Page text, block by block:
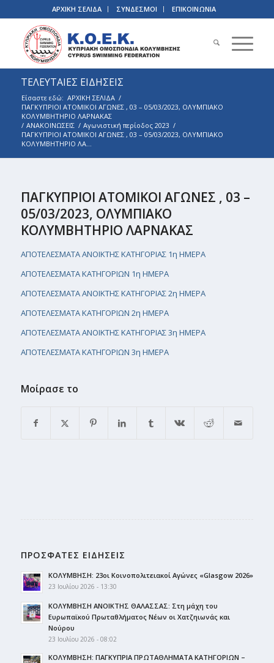
ΑΡΧΙΚΗ ΣΕΛΙΔΑ ΣΥΝΔΕΣΜΟΙ ΕΠΙΚΟΙΝΩΝΙΑ
ΤΕΛΕΥΤΑΙΕΣ ΕΙΔΗΣΕΙΣ
Είσαστε εδώ: ΑΡΧΙΚΗ ΣΕΛΙΔΑ /
ΠΑΓΚΥΠΡΙΟΙ ΑΤΟΜΙΚΟΙ ΑΓΩΝΕΣ , 03 – 05/03/2023, ΟΛΥΜΠΙΑΚΟ
ΚΟΛΥΜΒΗΤΗΡΙΟ ΛΑΡΝΑΚΑΣ
/ ΑΝΑΚΟΙΝΩΣΕΙΣ / Αγωνιστική περίοδος 2023 /
ΠΑΓΚΥΠΡΙΟΙ ΑΤΟΜΙΚΟΙ ΑΓΩΝΕΣ , 03 – 05/03/2023, ΟΛΥΜΠΙΑΚΟ
ΚΟΛΥΜΒΗΤΗΡΙΟ ΛΑ...
ΠΑΓΚΥΠΡΙΟΙ ΑΤΟΜΙΚΟΙ ΑΓΩΝΕΣ , 03 –
05/03/2023, ΟΛΥΜΠΙΑΚΟ
ΚΟΛΥΜΒΗΤΗΡΙΟ ΛΑΡΝΑΚΑΣ
ΑΠΟΤΕΛΕΣΜΑΤΑ ΑΝΟΙΚΤΗΣ ΚΑΤΗΓΟΡΙΑΣ 1η ΗΜΕΡΑ
ΑΠΟΤΕΛΕΣΜΑΤΑ ΚΑΤΗΓΟΡΙΩΝ 1η ΗΜΕΡΑ
ΑΠΟΤΕΛΕΣΜΑΤΑ ΑΝΟΙΚΤΗΣ ΚΑΤΗΓΟΡΙΑΣ 2η ΗΜΕΡΑ
ΑΠΟΤΕΛΕΣΜΑΤΑ ΚΑΤΗΓΟΡΙΩΝ 2η ΗΜΕΡΑ
ΑΠΟΤΕΛΕΣΜΑΤΑ ΑΝΟΙΚΤΗΣ ΚΑΤΗΓΟΡΙΑΣ 3η ΗΜΕΡΑ
ΑΠΟΤΕΛΕΣΜΑΤΑ ΚΑΤΗΓΟΡΙΩΝ 3η ΗΜΕΡΑ
Μοίρασε το
ΠΡΟΣΦΑΤΕΣ ΕΙΔΗΣΕΙΣ
ΚΟΛΥΜΒΗΣΗ: 23οι Κοινοπολιτειακοί Αγώνες «Glasgow 2026»
23 Ιουλίου 2026 - 13:30
ΚΟΛΥΜΒΗΣΗ ΑΝΟΙΚΤΗΣ ΘΑΛΑΣΣΑΣ: Στη μάχη του
Ευρωπαϊκού Πρωταθλήματος Νέων οι Χατζηιωνάς και
Νούρου
23 Ιουλίου 2026 - 08:02
ΚΟΛΥΜΒΗΣΗ: ΠΑΓΚΥΠΡΙΑ ΠΡΩΤΑΘΛΗΜΑΤΑ ΚΑΤΗΓΟΡΙΩΝ –